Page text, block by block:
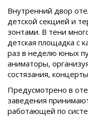
Внутренний двор
детской секцией и
зонтами. В тени
детская площадка с
раз в неделю юных
аниматоры,
состязания,
Предусмотрено в
заведения
работающей по